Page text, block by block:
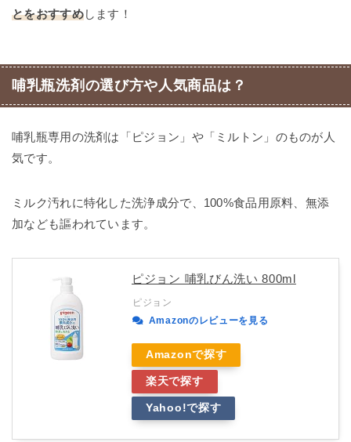
とをおすすめします！
哺乳瓶洗剤の選び方や人気商品は？
哺乳瓶専用の洗剤は「ピジョン」や「ミルトン」のものが人
気です。
ミルク汚れに特化した洗浄成分で、100%食品用原料、無添
加なども謳われています。
ピジョン 哺乳びん洗い 800ml
ピジョン
Amazonのレビューを見る
Amazonで探す
楽天で探す
Yahoo!で探す